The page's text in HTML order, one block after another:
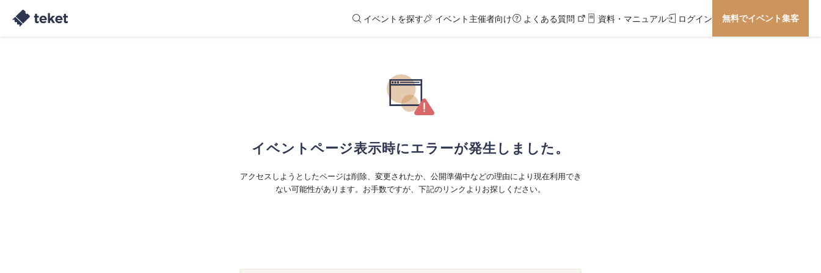
イベントを探す イベント主催者向け よくある質問 資料・マニュアル ログイン 無料でイベント集客
イベントページ表示時にエラーが発生しました。
アクセスしようとしたページは削除、変更されたか、公開準備中などの理由により現在利用でき
ない可能性があります。お手数ですが、下記のリンクよりお探しください。